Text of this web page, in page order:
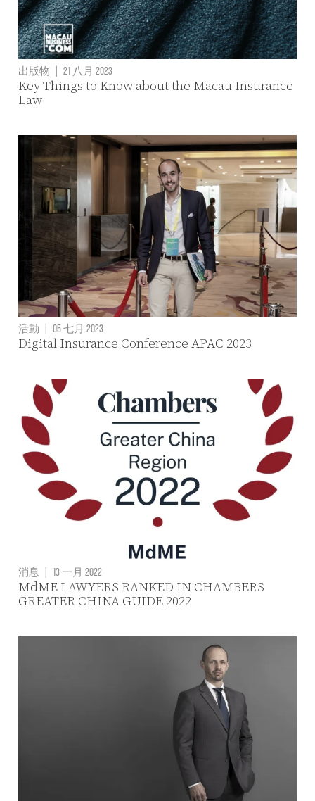
出版物 | 21 八月 2023
Key Things to Know about the Macau Insurance
Law
活動 | 05 七月 2023
Digital Insurance Conference APAC 2023
消息 | 13 一月 2022
MdME LAWYERS RANKED IN CHAMBERS
GREATER CHINA GUIDE 2022